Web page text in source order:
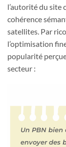
l’autorité du site
cohérence
satellites. Par
l’optimisation
popularité
secteur :
Un PBN
envoyer des